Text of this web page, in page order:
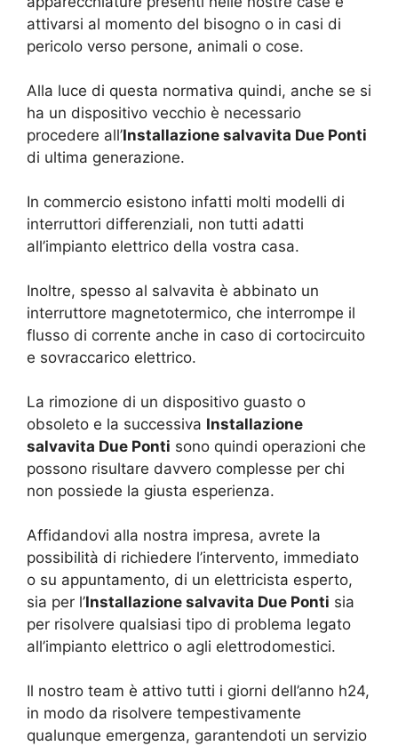
attivarsi al momento del bisogno o in casi di
pericolo verso persone, animali o cose.
Alla luce di questa normativa quindi, anche se si
ha un dispositivo vecchio è necessario
procedere all’Installazione salvavita Due Ponti
di ultima generazione.
In commercio esistono infatti molti modelli di
interruttori differenziali, non tutti adatti
all’impianto elettrico della vostra casa.
Inoltre, spesso al salvavita è abbinato un
interruttore magnetotermico, che interrompe il
flusso di corrente anche in caso di cortocircuito
e sovraccarico elettrico.
La rimozione di un dispositivo guasto o
obsoleto e la successiva Installazione
salvavita Due Ponti sono quindi operazioni che
possono risultare davvero complesse per chi
non possiede la giusta esperienza.
Affidandovi alla nostra impresa, avrete la
possibilità di richiedere l’intervento, immediato
o su appuntamento, di un elettricista esperto,
sia per l’Installazione salvavita Due Ponti sia
per risolvere qualsiasi tipo di problema legato
all’impianto elettrico o agli elettrodomestici.
Il nostro team è attivo tutti i giorni dell’anno h24,
in modo da risolvere tempestivamente
qualunque emergenza, garantendoti un servizio